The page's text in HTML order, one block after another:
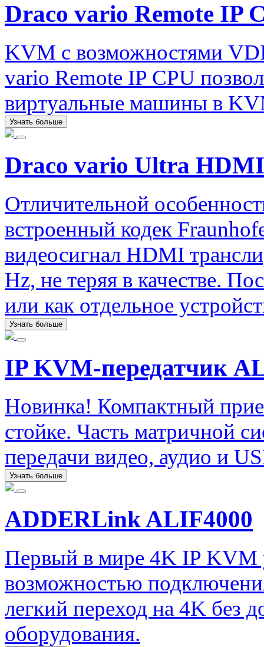
Draco vario Remote IP
KVM с возможностями
vario Remote IP CPU
виртуальные машины в
Узнать больше
Draco vario Ultra
Отличительной
встроенный кодек
видеосигнал HDMI
Hz, не теряя в качестве.
или как отдельное
Узнать больше
IP KVM-передатчик
Новинка! Компактный
стойке. Часть матричной
передачи видео, аудио и
Узнать больше
ADDERLink ALIF4000
Первый в мире 4K IP KVM
возможностью
легкий переход на 4K без
оборудования.